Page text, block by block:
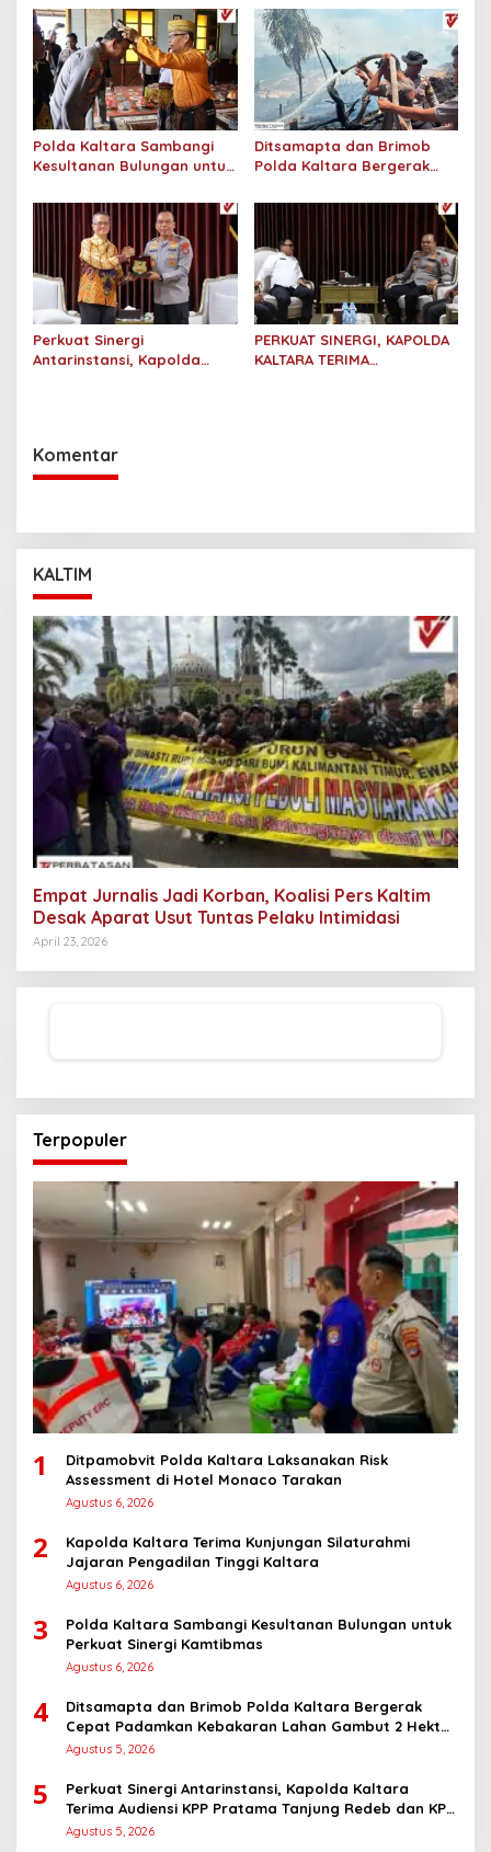
Monaco Tarakan
Kaltara
Polda Kaltara Sambangi
Kesultanan Bulungan untuk
Ditsamapta dan Brimob
Polda Kaltara Bergerak
Kebakaran Lahan Gambut
Perkuat Sinergi
Antarinstansi, Kapolda
PERKUAT SINERGI, KAPOLDA
KALTARA TERIMA
Komentar
KALTIM
Empat Jurnalis Jadi Korban, Koalisi Pers Kaltim
Desak Aparat Usut Tuntas Pelaku Intimidasi
April 23, 2026
Terpopuler
1
Ditpamobvit Polda Kaltara Laksanakan Risk
Assessment di Hotel Monaco Tarakan
Agustus 6, 2026
2
Kapolda Kaltara Terima Kunjungan Silaturahmi
Jajaran Pengadilan Tinggi Kaltara
Agustus 6, 2026
3
Polda Kaltara Sambangi Kesultanan Bulungan untuk
Perkuat Sinergi Kamtibmas
Agustus 6, 2026
4
Ditsamapta dan Brimob Polda Kaltara Bergerak
Cepat Padamkan Kebakaran Lahan Gambut 2 Hektar
di Bulungan
Agustus 5, 2026
5
Perkuat Sinergi Antarinstansi, Kapolda Kaltara
Terima Audiensi KPP Pratama Tanjung Redeb dan KPP
Pratama Tarakan
Agustus 5, 2026